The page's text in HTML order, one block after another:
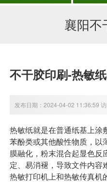
襄阳不
不干胶印刷-热敏
发布日期：2024-04-02 11:36:59
热敏纸就是在普通纸基上涂
苯酚类或其他酸性物质，以
膜融化，粉末混合起显色反
定、易消褪，导致文件内容
热敏打印机上和热敏传真机